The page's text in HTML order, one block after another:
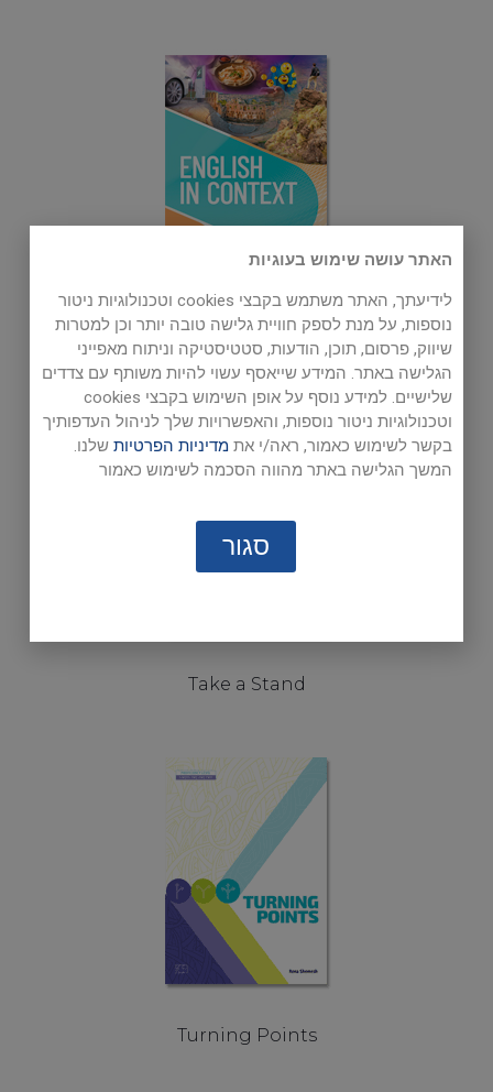
English In Context
Take a Stand
Turning Points
סגור
האתר עושה שימוש בעוגיות
לידיעתך, האתר משתמש בקבצי cookies וטכנולוגיות ניטור
נוספות, על מנת לספק חוויית גלישה טובה יותר וכן למטרות
שיווק, פרסום, תוכן, הודעות, סטטיסטיקה וניתוח מאפייני
הגלישה באתר. המידע שייאסף עשוי להיות משותף עם צדדים
שלישיים. למידע נוסף על אופן השימוש בקבצי cookies
וטכנולוגיות ניטור נוספות, והאפשרויות שלך לניהול העדפותיך
בקשר לשימוש כאמור, ראה/י את מדיניות הפרטיותשלנו.
המשך הגלישה באתר מהווה הסכמה לשימוש כאמור